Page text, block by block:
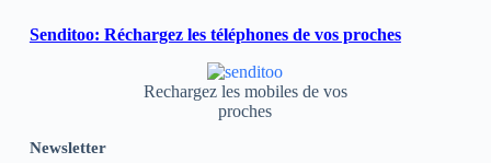
Senditoo: Réchargez les téléphones de vos proches
Rechargez les mobiles de vos
proches
Newsletter